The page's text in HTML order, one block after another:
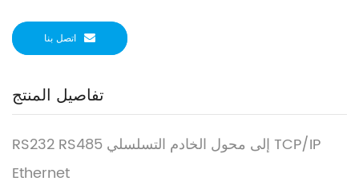
اتصل بنا
تفاصيل المنتج
RS232 RS485 إلى محول الخادم التسلسلي TCP/IP
Ethernet